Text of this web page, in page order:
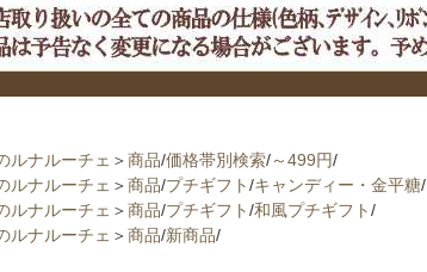
ルナルーチェ ＞商品/価格帯別検索/～499円/
ルナルーチェ ＞商品/プチギフト/キャンディー・金平糖/
ルナルーチェ ＞商品/プチギフト/和風プチギフト/
ルナルーチェ ＞商品/新商品/